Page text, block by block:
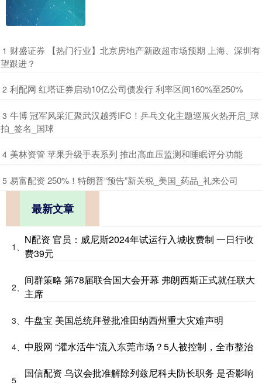
1 ​财盛证券 【热门行业】北京房地产新政超市场预期 上海、深圳有
望跟进？
2 ​利配网 红塔证券启动10亿公司债发行 利率区间160%至250%
3 ​牛博 冠军风采汇聚武汉越秀IFC！乒乓文化主题巡展火热开启_球
拍_签名_国球
4 ​美林资管 苹果升级手表系列 推出高血压监测和睡眠评分功能
5 ​易富配资 250%！特朗普“预告”新关税_美国_药品_礼来公司
最新文章
1、
N配资 官员：威尼斯2024年试运行入城收费制 一日行收
费39元
2、
间群策略 第78届联合国大会开幕 弗朗西斯正式就任联大
主席
3、 牛盘宝 美国总统拜登批准田纳西州重大灾难声明
4、 中股网 “灌水活牛”流入东莞市场？5人被控制，全市整治
5、
国信配资 乌议会批准解除列兹尼科夫防长职务 是否影响